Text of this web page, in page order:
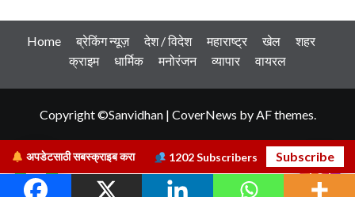
Home ब्रेकिंग न्यूज़ देश / विदेश महाराष्ट्र खेल
शहर
क्राइम
धार्मिक मनोरंजन व्यापार वायरल
Copyright ©Sanvidhan | CoverNews by AF themes.
अपडेटसाठी सबस्क्राइब करा 1202Subscribers Subscribe